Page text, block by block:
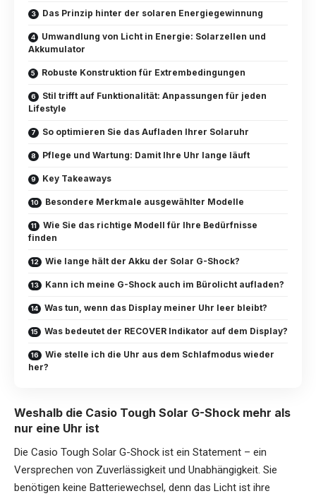
Das Prinzip hinter der solaren Energiegewinnung
Umwandlung von Licht in Energie: Solarzellen und
Akkumulator
Robuste Konstruktion für Extrembedingungen
Stil trifft auf Funktionalität: Anpassungen für jeden
Lifestyle
So optimieren Sie das Aufladen Ihrer Solaruhr
Pflege und Wartung: Damit Ihre Uhr lange läuft
Key Takeaways
Besondere Merkmale ausgewählter Modelle
Wie Sie das richtige Modell für Ihre Bedürfnisse
finden
Wie lange hält der Akku der Solar G-Shock?
Kann ich meine G-Shock auch im Bürolicht aufladen?
Was tun, wenn das Display meiner Uhr leer bleibt?
Was bedeutet der RECOVER Indikator auf dem Display?
Wie stelle ich die Uhr aus dem Schlafmodus wieder
her?
Weshalb die Casio Tough Solar G-Shock mehr als
nur eine Uhr ist
Die Casio Tough Solar G-Shock ist ein Statement – ein
Versprechen von Zuverlässigkeit und Unabhängigkeit. Sie
benötigen keine Batteriewechsel, denn das Licht ist ihre